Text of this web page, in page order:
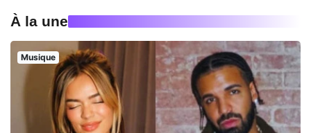
À la une
Musique